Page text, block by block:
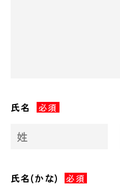
氏名 必須
氏名(かな) 必須